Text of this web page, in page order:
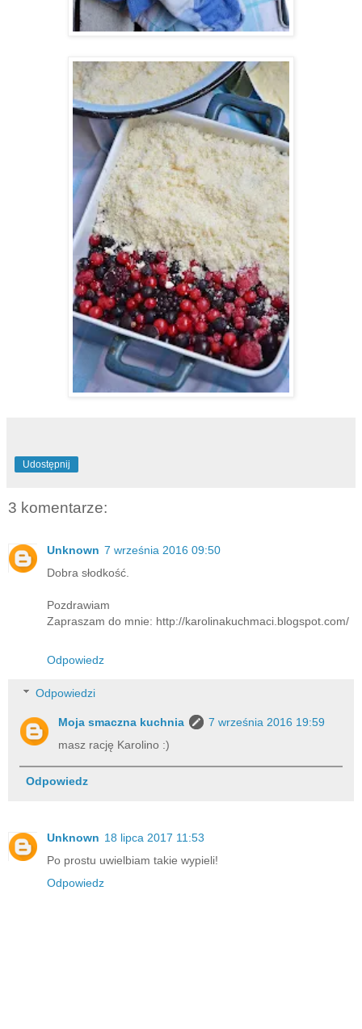
Udostępnij
3 komentarze:
Unknown 7 września 2016 09:50
Dobra słodkość.
Pozdrawiam
Zapraszam do mnie: http://karolinakuchmaci.blogspot.com/
Odpowiedz
Odpowiedzi
Moja smaczna kuchnia
7 września 2016 19:59
masz rację Karolino :)
Odpowiedz
Unknown 18 lipca 2017 11:53
Po prostu uwielbiam takie wypieli!
Odpowiedz